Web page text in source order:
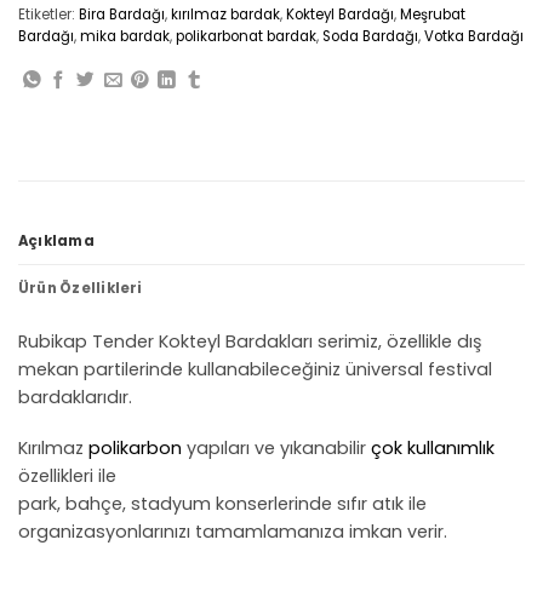
Etiketler: Bira Bardağı,kırılmaz bardak,Kokteyl Bardağı,Meşrubat
Bardağı,mika bardak,polikarbonat bardak,Soda Bardağı,Votka Bardağı
Açıklama
Ürün Özellikleri
Rubikap Tender Kokteyl Bardakları serimiz, özellikle dış
mekan partilerinde kullanabileceğiniz üniversal festival
bardaklarıdır.
Kırılmaz polikarbon yapıları ve yıkanabilir çok kullanımlık
özellikleri ile
park, bahçe, stadyum konserlerinde sıfır atık ile
organizasyonlarınızı tamamlamanıza imkan verir.